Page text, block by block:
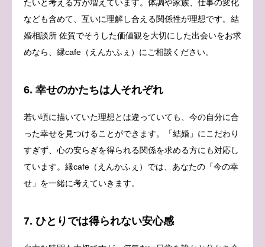
たいと考える方が増えています。体調や家族、仕事の変化
なども含めて、互いに理解し合える関係性が理想です。結
婚相談所 佐賀でそうした価値観を大切にした出会いをお求
めなら、縁cafe（えんかふぇ）にご相談ください。
6. 幸せのかたちは人それぞれ
若い頃に描いていた理想とは違っていても、今の自分に合
った幸せを見つけることができます。「結婚」にこだわり
すぎず、心の安らぎを得られる関係を求める方にも対応し
ています。縁cafe（えんかふぇ）では、あなたの「今の幸
せ」を一緒に考えていきます。
7. ひとりでは得られない安心感